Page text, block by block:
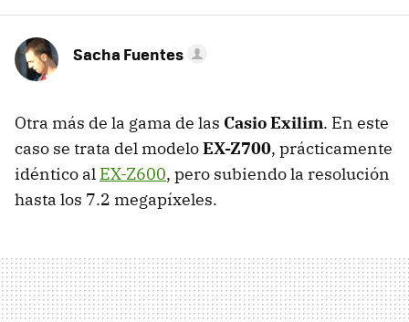
Sacha Fuentes
Otra más de la gama de las Casio Exilim. En este
caso se trata del modeloEX-Z700, prácticamente
idéntico al EX-Z600, pero subiendo la resolución
hasta los 7.2 megapíxeles.